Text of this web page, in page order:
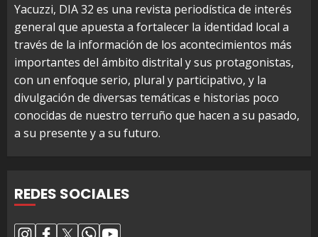
Yacuzzi, DIA 32 es una revista periodística de interés
general que apuesta a fortalecer la identidad local a
través de la información de los acontecimientos más
importantes del ámbito distrital y sus protagonistas,
con un enfoque serio, plural y participativo, y la
divulgación de diversas temáticas e historias poco
conocidas de nuestro terruño que hacen a su pasado,
a su presente y a su futuro.
REDES SOCIALES